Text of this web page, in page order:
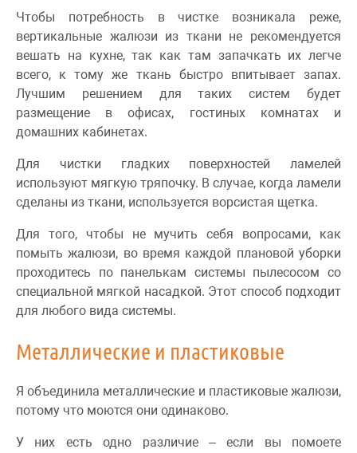
Чтобы потребность в чистке возникала реже,
вертикальные жалюзи из ткани не рекомендуется
вешать на кухне, так как там запачкать их легче
всего, к тому же ткань быстро впитывает запах.
Лучшим решением для таких систем будет
размещение в офисах, гостиных комнатах и
домашних кабинетах.
Для чистки гладких поверхностей ламелей
используют мягкую тряпочку. В случае, когда ламели
сделаны из ткани, используется ворсистая щетка.
Для того, чтобы не мучить себя вопросами, как
помыть жалюзи, во время каждой плановой уборки
проходитесь по панелькам системы пылесосом со
специальной мягкой насадкой. Этот способ подходит
для любого вида системы.
Металлические и пластиковые
Я объединила металлические и пластиковые жалюзи,
потому что моются они одинаково.
У них есть одно различие – если вы помоете